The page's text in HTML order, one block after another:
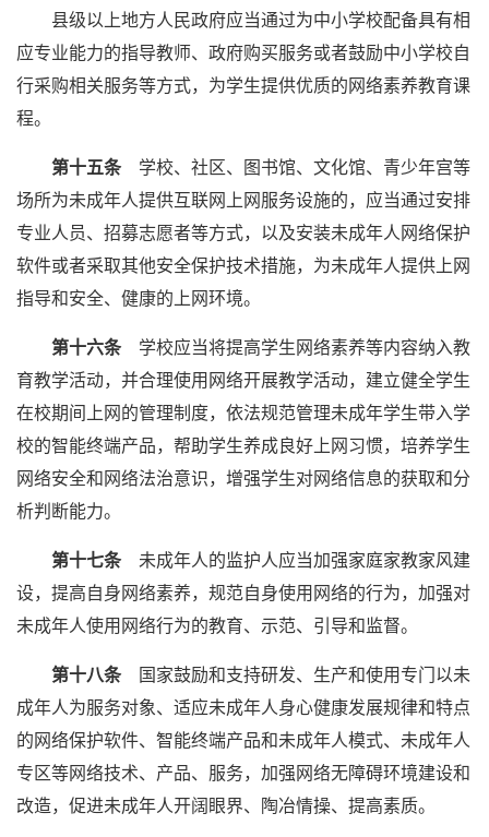
县级以上地方人民政府应当通过为中小学校配备具有相
应专业能力的指导教师、政府购买服务或者鼓励中小学校自
行采购相关服务等方式，为学生提供优质的网络素养教育课
程。
第十五条学校、社区、图书馆、文化馆、青少年宫等
场所为未成年人提供互联网上网服务设施的，应当通过安排
专业人员、招募志愿者等方式，以及安装未成年人网络保护
软件或者采取其他安全保护技术措施，为未成年人提供上网
指导和安全、健康的上网环境。
第十六条学校应当将提高学生网络素养等内容纳入教
育教学活动，并合理使用网络开展教学活动，建立健全学生
在校期间上网的管理制度，依法规范管理未成年学生带入学
校的智能终端产品，帮助学生养成良好上网习惯，培养学生
网络安全和网络法治意识，增强学生对网络信息的获取和分
析判断能力。
第十七条未成年人的监护人应当加强家庭家教家风建
设，提高自身网络素养，规范自身使用网络的行为，加强对
未成年人使用网络行为的教育、示范、引导和监督。
第十八条国家鼓励和支持研发、生产和使用专门以未
成年人为服务对象、适应未成年人身心健康发展规律和特点
的网络保护软件、智能终端产品和未成年人模式、未成年人
专区等网络技术、产品、服务，加强网络无障碍环境建设和
改造，促进未成年人开阔眼界、陶冶情操、提高素质。